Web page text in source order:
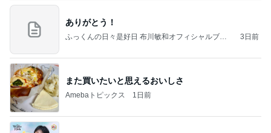
ありがとう！
ふっくんの日々是好日 布川敏和オフィシャルブロ
3日前
また買いたいと思えるおいしさ
Amebaトピックス 1日前